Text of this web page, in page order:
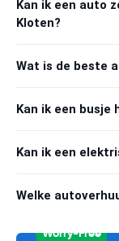
Kan ik een auto
Kloten?
Wat is de beste
Kan ik een busje
Kan ik een
Welke
Worry-Free